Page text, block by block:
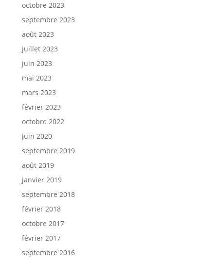
octobre 2023
septembre 2023
août 2023
juillet 2023
juin 2023
mai 2023
mars 2023
février 2023
octobre 2022
juin 2020
septembre 2019
août 2019
janvier 2019
septembre 2018
février 2018
octobre 2017
février 2017
septembre 2016